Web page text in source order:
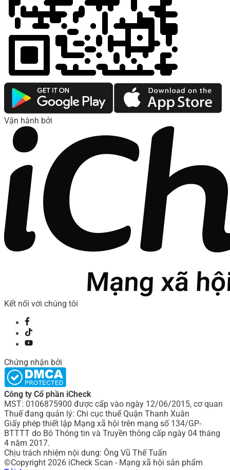
Vận hành bởi
Kết nối với chúng tôi
Chứng nhận bởi
Công ty Cổ phần iCheck
MST: 0106875900 được cấp vào ngày 12/06/2015, cơ quan
Thuế đang quản lý: Chi cục thuế Quận Thanh Xuân
Giấy phép thiết lập Mạng xã hội trên mạng số 134/GP-
BTTTT do Bô Thông tin và Truyền thông cấp ngày 04 tháng
4 năm 2017.
Chịu trách nhiệm nội dung: Ông Vũ Thế Tuấn
©Copyright 2026 iCheck Scan - Mạng xã hội sản phẩm